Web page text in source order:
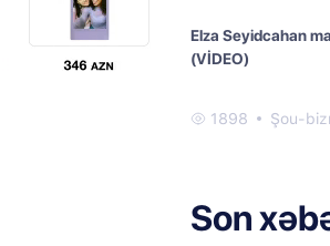
Elza Seyidcahan
(VİDEO)
1898 Şou-
Son